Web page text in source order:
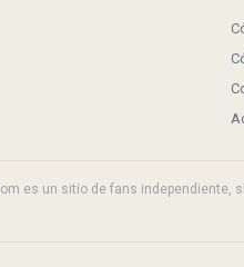
es un sitio de fans